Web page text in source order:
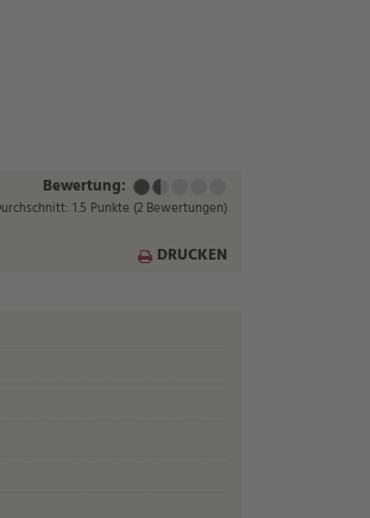
Bewertung:
Mangelhaft
(1(2 (3 (4gut
Punkte)
1.5 Punkte (2Bewertungen)
DRUCKEN